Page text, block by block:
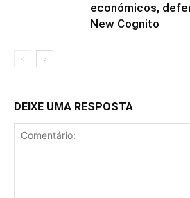
económicos,
New Cognito
DEIXE UMA RESPOSTA